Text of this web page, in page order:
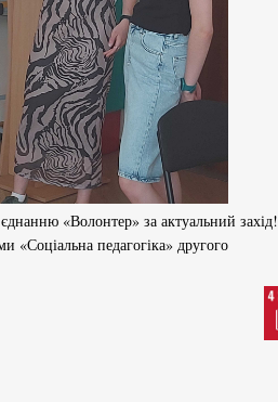
«Волонтер» за актуальний захід!
«Соціальна педагогіка» другого